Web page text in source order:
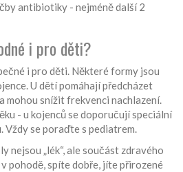
antibiotiky - nejméně další 2
i pro děti?
i pro děti. Některé formy jsou
U dětí pomáhají předcházet
mohou snížit frekvenci nachlazení.
- u kojenců se doporučují speciální
Vždy se poraďte s pediatrem.
nejsou „lék“, ale součást zdravého
pohodě, spíte dobře, jíte přirozené